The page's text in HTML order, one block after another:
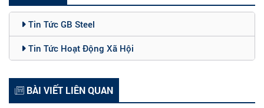
Tin Tức GB Steel
Tin Tức Hoạt Động Xã Hội
BÀI VIẾT LIÊN QUAN